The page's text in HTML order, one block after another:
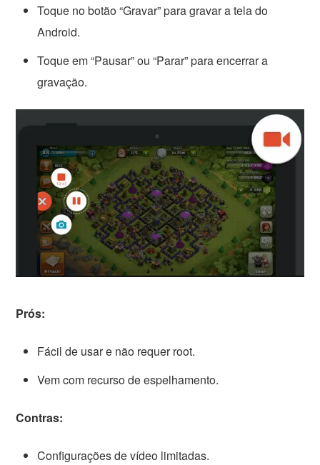
Toque no botão “Gravar” para gravar a tela do
Android.
Toque em “Pausar” ou “Parar” para encerrar a
gravação.
Prós:
Fácil de usar e não requer root.
Vem com recurso de espelhamento.
Contras:
Configurações de vídeo limitadas.